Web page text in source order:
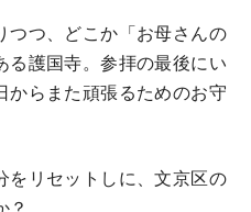
つつ、どこか「お母さんの
る護国寺。参拝の最後にい
からまた頑張るためのお守
をリセットしに、文京区の